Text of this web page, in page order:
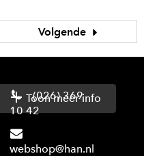
Volgende
(026) 369
10 42
webshop@han.nl
Toon meer info